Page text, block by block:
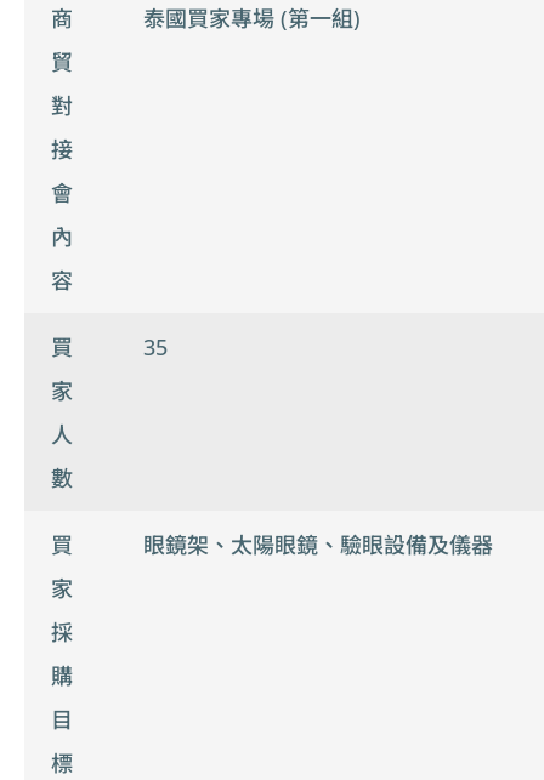
商
貿
對
接
會
內
容
泰國買家專場 (第一組)
買
家
人
數
35
買
家
採
購
目
標
眼鏡架、太陽眼鏡、驗眼設備及儀器